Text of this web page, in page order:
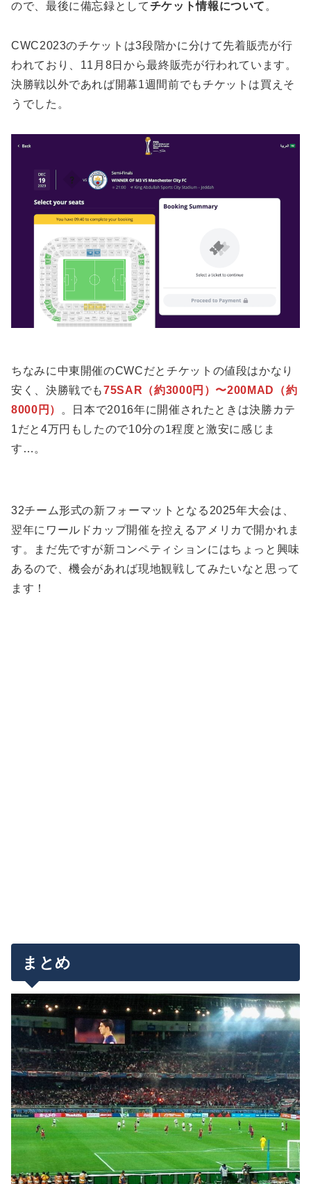
ので、最後に備忘録としてチケット情報について 。
CWC2023のチケットは3段階かに分けて先着販売が行
われており、11月8日から最終販売が行われています。
決勝戦以外であれば開幕1週間前でもチケットは買えそ
うでした。
ちなみに中東開催のCWCだとチケットの値段はかなり
安く、決勝戦でも75SAR（約3000円）〜200MAD（約
8000円）
。日本で2016年に開催されたときは決勝カテ
1だと4万円もしたので10分の1程度と激安に感じま
す…。
32チーム形式の新フォーマットとなる2025年大会は、
翌年にワールドカップ開催を控えるアメリカで開かれま
す。まだ先ですが新コンペティションにはちょっと興味
あるので、機会があれば現地観戦してみたいなと思って
ます！
まとめ